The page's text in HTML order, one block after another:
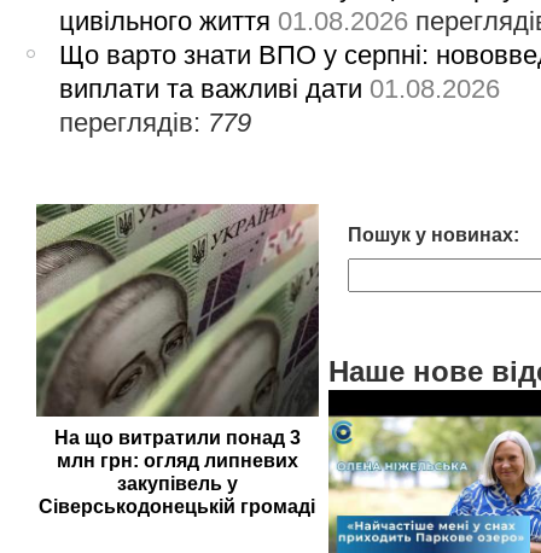
цивільного життя 01.08.2026
Що варто знати ВПО у серпні:
виплати та важливі дати 01.08.2026
переглядів: 779
На що витратили понад 3
млн грн: огляд липневих
закупівель у
Сіверськодонецькій громаді
Пошук у новинах:
Наше нове